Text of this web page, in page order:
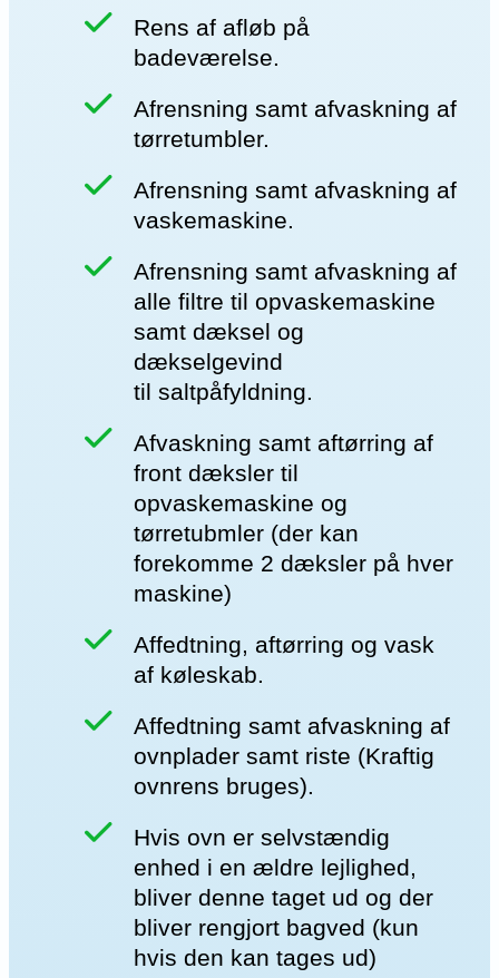
Rens af afløb på
badeværelse.
Afrensning samt afvaskning af
tørretumbler.
Afrensning samt afvaskning af
vaskemaskine.
Afrensning samt afvaskning af
alle filtre til opvaskemaskine
samt dæksel og
dækselgevind
til saltpåfyldning.
Afvaskning samt aftørring af
front dæksler til
opvaskemaskine og
tørretubmler (der kan
forekomme 2 dæksler på hver
maskine)
Affedtning, aftørring og vask
af køleskab.
Affedtning samt afvaskning af
ovnplader samt riste (Kraftig
ovnrens bruges).
Hvis ovn er selvstændig
enhed i en ældre lejlighed,
bliver denne taget ud og der
bliver rengjort bagved (kun
hvis den kan tages ud)